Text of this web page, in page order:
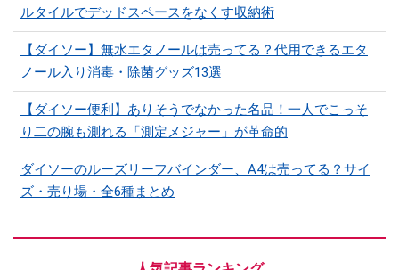
ルタイルでデッドスペースをなくす収納術
【ダイソー】無水エタノールは売ってる？代用できるエタ
ノール入り消毒・除菌グッズ13選
【ダイソー便利】ありそうでなかった名品！一人でこっそ
り二の腕も測れる「測定メジャー」が革命的
ダイソーのルーズリーフバインダー、A4は売ってる？サイ
ズ・売り場・全6種まとめ